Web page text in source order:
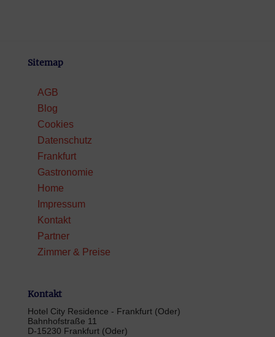
Sitemap
AGB
Blog
Cookies
Datenschutz
Frankfurt
Gastronomie
Home
Impressum
Kontakt
Partner
Zimmer & Preise
Kontakt
Hotel City Residence - Frankfurt (Oder)
Bahnhofstraße 11
D-15230 Frankfurt (Oder)